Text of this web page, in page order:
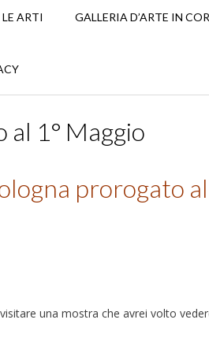
ARTI GALLERIA D’ARTE IN
al 1° Maggio
prorogato al
una mostra che avrei volto